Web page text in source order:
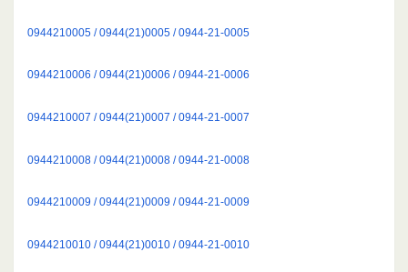
0944210005 / 0944(21)0005 / 0944-21-0005
0944210006 / 0944(21)0006 / 0944-21-0006
0944210007 / 0944(21)0007 / 0944-21-0007
0944210008 / 0944(21)0008 / 0944-21-0008
0944210009 / 0944(21)0009 / 0944-21-0009
0944210010 / 0944(21)0010 / 0944-21-0010